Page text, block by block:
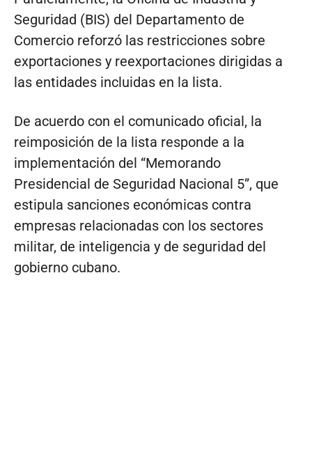
Seguridad (BIS) del Departamento de
Comercio reforzó las restricciones sobre
exportaciones y reexportaciones dirigidas a
las entidades incluidas en la lista.
De acuerdo con el comunicado oficial, la
reimposición de la lista responde a la
implementación del “Memorando
Presidencial de Seguridad Nacional 5”, que
estipula sanciones económicas contra
empresas relacionadas con los sectores
militar, de inteligencia y de seguridad del
gobierno cubano.